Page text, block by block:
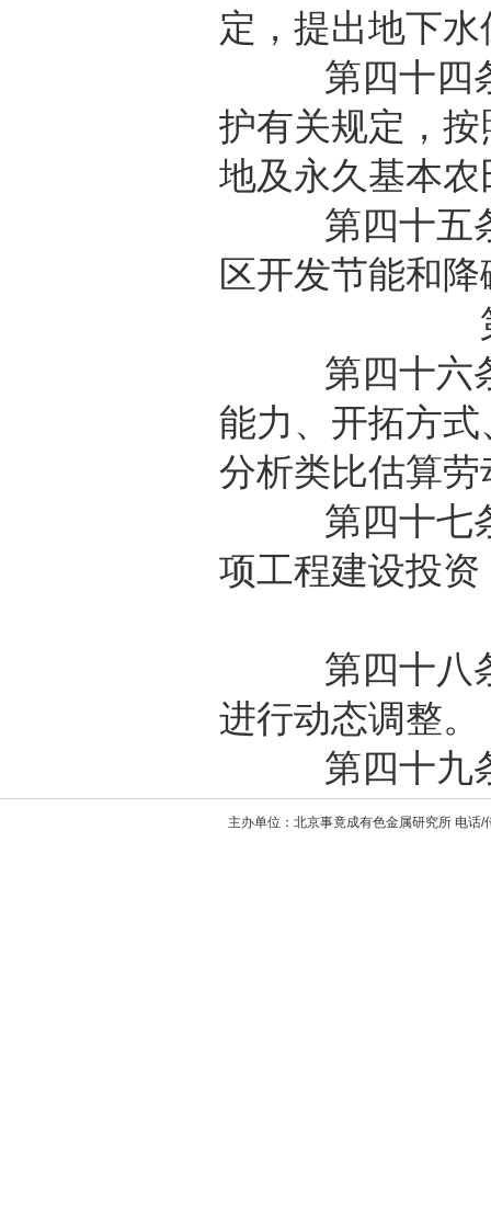
定，提出地下
第四十四条
护有关规定，
地及永久基本
第四十五条
区开发节能和
第四十六条
能力、开拓方
分析类比估算劳
第四十七条
项工程建设投
第四十八条
进行动态调整。
第四十九条
主办单位：北京事竟成有色金属研究所 电